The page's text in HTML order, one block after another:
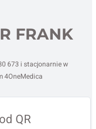
FRANK
673 i stacjonarnie w
4OneMedica
QR